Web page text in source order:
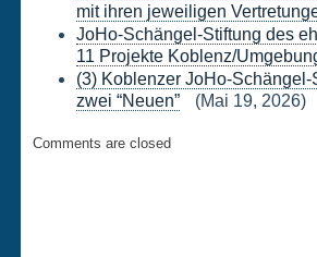
mit ihren jeweiligen
JoHo-Schängel-Stiftung des
11 Projekte Koblenz/
(3) Koblenzer JoHo-
zwei “Neuen”
(Mai 19, 2026)
Comments are closed